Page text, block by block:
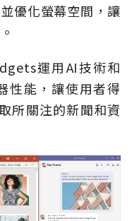
優化螢幕空間，讓
運用AI技術和
性能，讓使用者得
所關注的新聞和資